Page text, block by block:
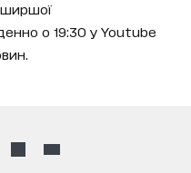
о 19:30 у Youtube